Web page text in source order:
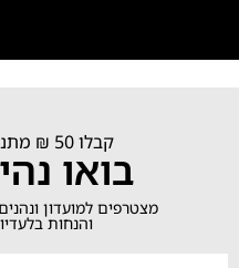
קבלו 50 ₪ מתנה להזמנה באתר!*
בואו
מצטרפים למועדון
והנחות